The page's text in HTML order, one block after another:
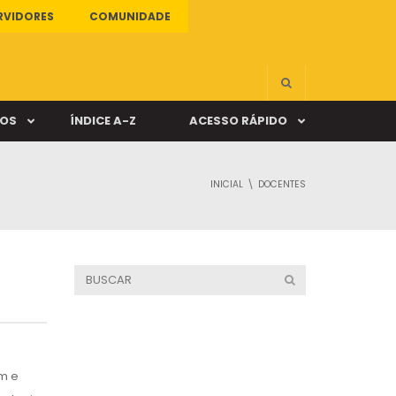
COMUNIDADE
ÍNDICE A-Z ACESSO RÁPIDO
INICIAL DOCENTES
e